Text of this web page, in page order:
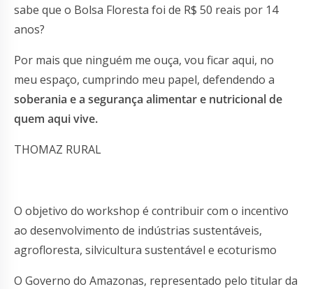
sabe que o Bolsa Floresta foi de R$ 50 reais por 14
anos?
Por mais que ninguém me ouça, vou ficar aqui, no
meu espaço, cumprindo meu papel, defendendo a
soberania e a segurança alimentar e nutricional de
quem aqui vive.
THOMAZ RURAL
O objetivo do workshop é contribuir com o incentivo
ao desenvolvimento de indústrias sustentáveis,
agrofloresta, silvicultura sustentável e ecoturismo
O Governo do Amazonas, representado pelo titular da